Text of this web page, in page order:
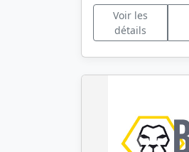
Voir les
détails